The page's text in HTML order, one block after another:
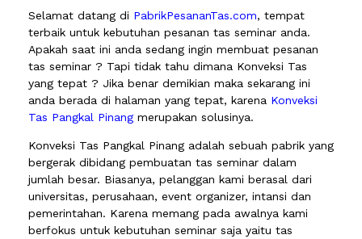
Selamat datang di PabrikPesananTas.com, tempat
terbaik untuk kebutuhan pesanan tas seminar anda.
Apakah saat ini anda sedang ingin membuat pesanan
tas seminar ? Tapi tidak tahu dimana Konveksi Tas
yang tepat ? Jika benar demikian maka sekarang ini
anda berada di halaman yang tepat, karena Konveksi
Tas Pangkal Pinang merupakan solusinya.
Konveksi Tas Pangkal Pinang adalah sebuah pabrik yang
bergerak dibidang pembuatan tas seminar dalam
jumlah besar. Biasanya, pelanggan kami berasal dari
universitas, perusahaan, event organizer, intansi dan
pemerintahan. Karena memang pada awalnya kami
berfokus untuk kebutuhan seminar saja yaitu tas